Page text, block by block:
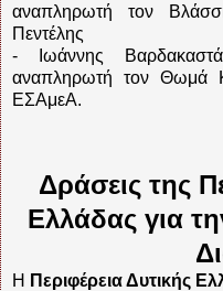
αναπληρωτή τον
Πεντέλης
- Ιωάννης
αναπληρωτή τον Θωμά
ΕΣΑμεΑ.
Δράσεις της
Ελλάδας για
Η Περιφέρεια Δυτικής